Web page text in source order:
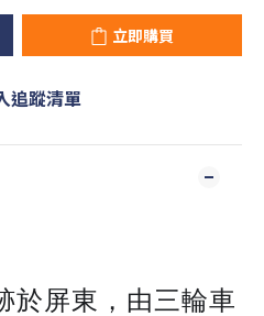
立即購買
追蹤清單
於屏東，由三輪車